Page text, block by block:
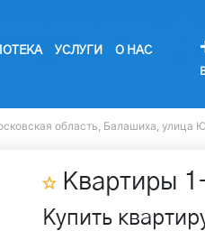
УСЛУГИ О НАС
область, Балашиха, улица
Квартиры 1
Купить